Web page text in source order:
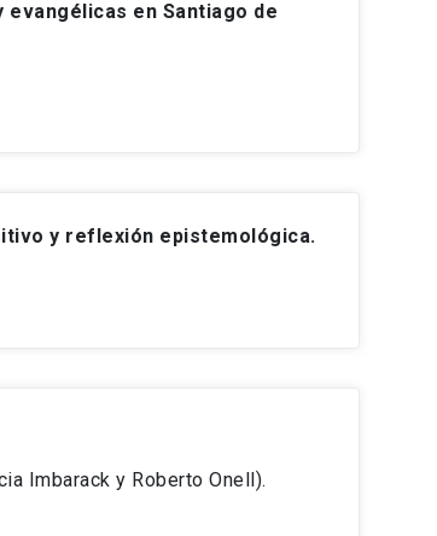
en Santiago de
y reflexión epistemológica.
Imbarack y Roberto Onell).